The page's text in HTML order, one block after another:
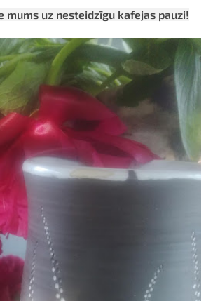
uz nesteidzīgu kafejas pauzi!